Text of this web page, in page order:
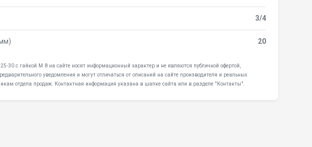
3/4
20
30 с гайкой M 8 на сайте носят информационный характер и не являются публичной офертой,
уведомления и могут отличаться от описаний на сайте производителя и реальных
отдела продаж. Контактная информация указана в шапке сайта или в разделе "Контакты".